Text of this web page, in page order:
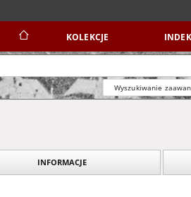
KOLEKCJE
Wyszukiwanie
INFORMACJE